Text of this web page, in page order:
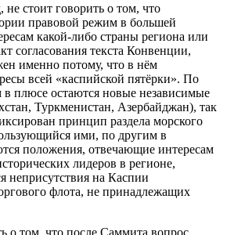
не стоит говорить о том, что
правовой режим в большей
какой-либо страны региона или
согласования текста Конвенции,
именно потому, что в нём
всей «каспийской пятёрки». По
плюсе остаются новые независимые
Туркменистан, Азербайджан), так
принцип раздела морского
ими, по другим в
положения, отвечающие интересам
лидеров в регионе,
неприсутствия на Каспии
флота, не принадлежащих
о том, что после Саммита вопрос